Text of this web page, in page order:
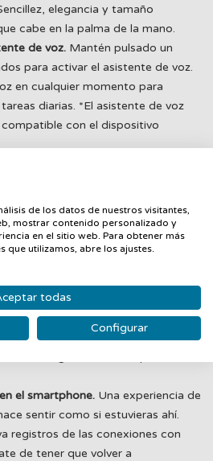
elegancia y tamaño
cabe en la palma de la mano.
de voz. Mantén pulsado un
para activar el asistente de voz.
en cualquier momento para
diarias. *El asistente de voz
con el dispositivo
para que salgan los auriculares
través de Bluetooth. Incluso podrás
por última vez.
preocuparte por los daños que
el smartphone. Una experiencia de
sentir como si estuvieras ahí.
registros de las conexiones con
de tener que volver a
de los datos de nuestros visitantes,
mostrar contenido personalizado y
en el sitio web. Para obtener más
utilizamos, abre los ajustes.
todas
Configurar